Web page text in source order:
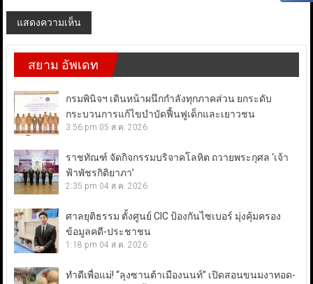
สยาม อัพเดท
กรมพินิจฯ เดินหน้าผนึกกำลังทุกภาคส่วน ยกระดับ
กระบวนการแก้ไขบำบัดฟื้นฟูเด็กและเยาวชน
3:56 pm 05 ส.ค. 2026
ราชทัณฑ์ จัดกิจกรรมบริจาคโลหิต ถวายพระกุศล ‘เจ้า
ฟ้าพัชรกิติยาภา’
2:35 pm 04 ส.ค. 2026
ศาลยุติธรรม ตั้งศูนย์ CIC ป้องกันไซเบอร์ มุ่งคุ้มครอง
ข้อมูลคดี-ประชาชน
1:18 pm 04 ส.ค. 2026
ทำดีเพื่อแม่! “ลุงซานต้าเมืองนนท์” เปิดสอนขนมงาทอด-